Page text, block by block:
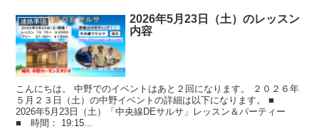
連絡事項
2026年5月23日（土）のレッスン
内容
こんにちは。 中野でのイベントはあと２回になります。 ２０２６年
５月２３日（土）の中野イベントの詳細は以下になります。 ■
2026年5月23日（土）「中央線DEサルサ」レッスン＆パーティー
■ 時間： 19:15...